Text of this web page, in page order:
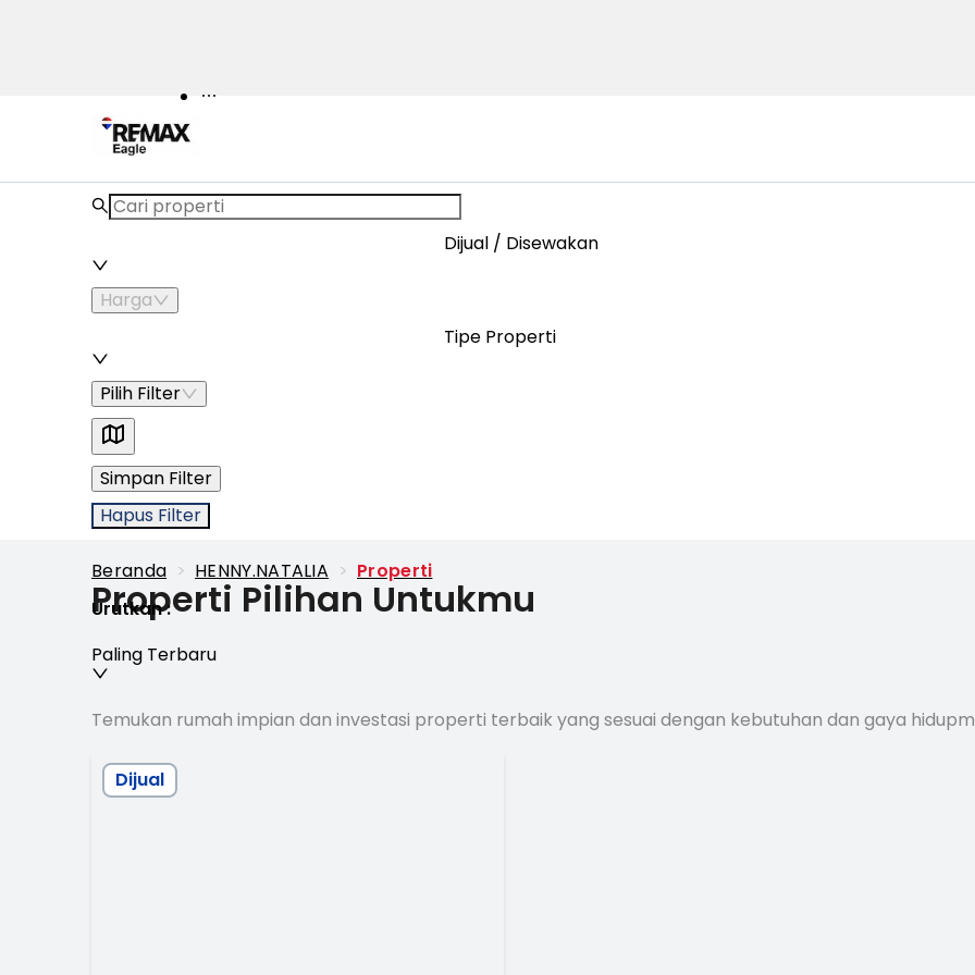
Properti
KPR
Titip Jual
Agen
Blog
Istilah Properti
Lainnya
Dijual / Disewakan
Harga
Tipe Properti
Pilih Filter
Simpan Filter
Hapus Filter
Beranda > HENNY.NATALIA > Properti
Properti Pilihan Untukmu
Urutkan:
Paling Terbaru
Temukan rumah impian dan investasi properti terbaik yang sesuai dengan kebutuhan dan gaya
Dijual